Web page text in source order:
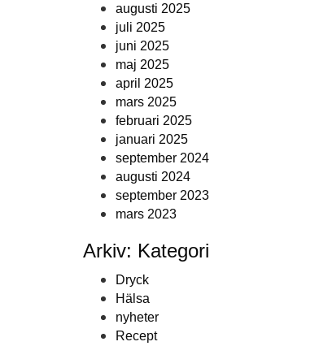
augusti 2025
juli 2025
juni 2025
maj 2025
april 2025
mars 2025
februari 2025
januari 2025
september 2024
augusti 2024
september 2023
mars 2023
Arkiv: Kategori
Dryck
Hälsa
nyheter
Recept